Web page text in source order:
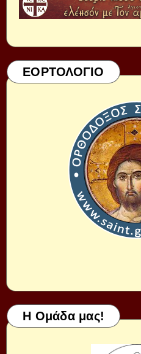
ΕΟΡΤΟΛΟΓΙΟ
Η Ομάδα μας!